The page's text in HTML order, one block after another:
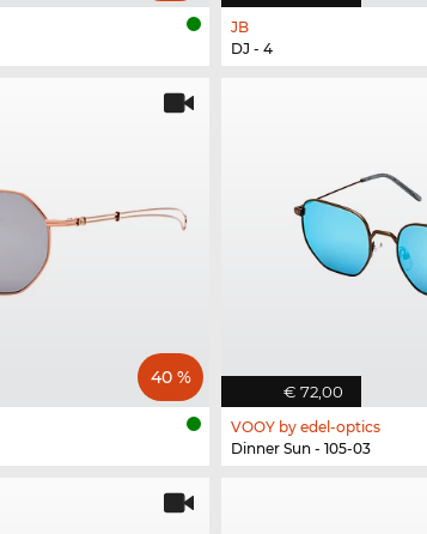
JB
DJ - 4
40 %
€ 72,00
VOOY by edel-optics
Dinner Sun - 105-03